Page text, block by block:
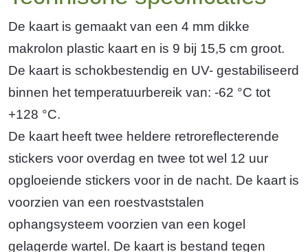
De kaart is gemaakt van een 4 mm dikke
makrolon plastic kaart en is 9 bij 15,5 cm groot.
De kaart is schokbestendig en UV- gestabiliseerd
binnen het temperatuurbereik van: -62 °C tot
+128 °C.
De kaart heeft twee heldere retroreflecterende
stickers voor overdag en twee tot wel 12 uur
opgloeiende stickers voor in de nacht. De kaart is
voorzien van een roestvaststalen
ophangsysteem voorzien van een kogel
gelagerde wartel. De kaart is bestand tegen